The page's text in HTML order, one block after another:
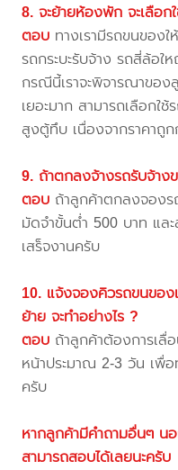
8. จะย้ายห้องพัก จะเลือก
ตอบ ทางเรามีรถขนของใ
รถกระบะรับจ้าง รถสี่ล้อ
กรณีนี้เราจะพิจารณาขอ
เยอะมาก สามารถเลือกใ
สูงตู้ทึบ เนื่องจากราคาถู
9. ถ้าตกลงจ้างรถรับจ้าง
ตอบ ถ้าลูกค้าตกลงจองร
มัดจำขั้นต่ำ 500 บาท แล
เสร็จงานครับ
10. แจ้งจองคิวรถขนขอ
ย้าย จะทำอย่างไร ?
ตอบ ถ้าลูกค้าต้องการเ
หน้าประมาณ 2-3 วัน เพื่อ
ครับ
หากลูกค้ามีคำถามอื่นๆ น
สามารถสอบได้เลยนะครับ